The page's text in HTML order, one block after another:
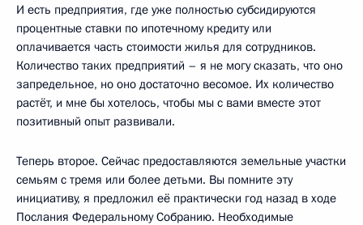
И есть предприятия, где уже полностью субсидируются
процентные ставки по ипотечному кредиту или
оплачивается часть стоимости жилья для сотрудников.
Количество таких предприятий – я не могу сказать, что оно
запредельное, но оно достаточно весомое. Их количество
растёт, и мне бы хотелось, чтобы мы с вами вместе этот
позитивный опыт развивали.
Теперь второе. Сейчас предоставляются земельные участки
семьям с тремя или более детьми. Вы помните эту
инициативу, я предложил её практически год назад в ходе
Послания Федеральному Собранию. Необходимые